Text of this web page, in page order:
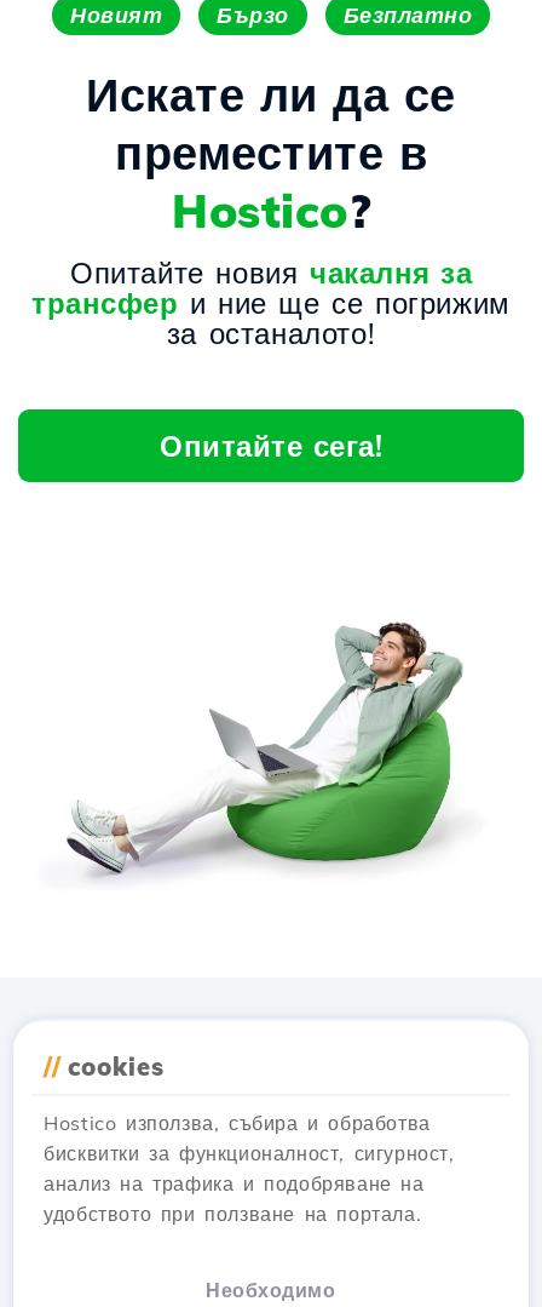
Новият Бързо Безплатно
Искате ли да се
преместите в
Hostico?
Опитайте новия чакалня за
трансфер и ние ще се погрижим
за останалото!
Опитайте сега!
// cookies
Hostico използва, събира и обработва
бисквитки за функционалност, сигурност,
анализ на трафика и подобряване на
удобството при ползване на портала.
Необходимо